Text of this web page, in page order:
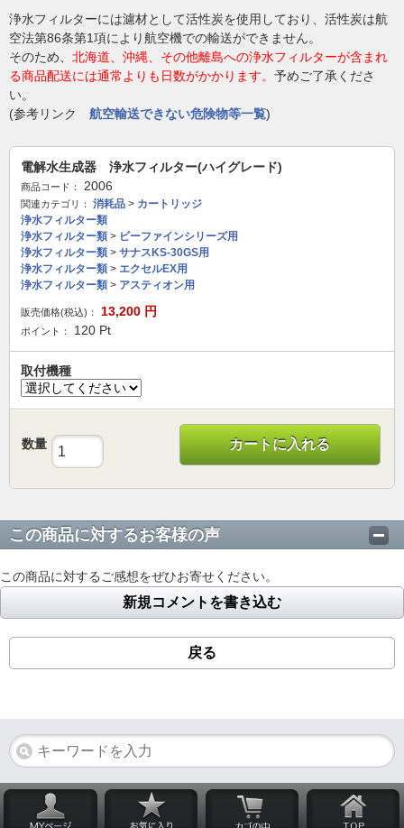
浄水フィルターには濾材として活性炭を使用しており、活性炭は航
空法第86条第1項により航空機での輸送ができません。
そのため、 北海道、沖縄、その他離島への浄水フィルターが含まれ
る商品配送には通常よりも日数がかかります。 予めご了承くださ
い。
(参考リンク 航空輸送できない危険物等一覧)
電解水生成器 浄水フィルター(ハイグレード)
商品コード： 2006
関連カテゴリ： 消耗品 > カートリッジ
浄水フィルター類
浄水フィルター類 > ビーファインシリーズ用
浄水フィルター類 > サナスKS-30GS用
浄水フィルター類 > エクセルEX用
浄水フィルター類 > アスティオン用
販売価格(税込)： 13,200 円
ポイント： 120 Pt
取付機種
数量 カートに入れる
この商品に対するお客様の声
この商品に対するご感想をぜひお寄せください。
新規コメントを書き込む
戻る